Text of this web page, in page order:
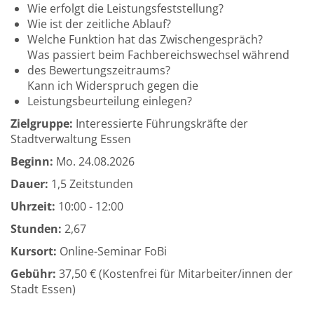
Wie erfolgt die Leistungsfeststellung?
Wie ist der zeitliche Ablauf?
Welche Funktion hat das Zwischengespräch?
Was passiert beim Fachbereichswechsel während
des Bewertungszeitraums?
Kann ich Widerspruch gegen die
Leistungsbeurteilung einlegen?
Zielgruppe: Interessierte Führungskräfte der
Stadtverwaltung Essen
Beginn: Mo. 24.08.2026
Dauer: 1,5 Zeitstunden
Uhrzeit: 10:00 - 12:00
Stunden: 2,67
Kursort: Online-Seminar FoBi
Gebühr: 37,50 € (Kostenfrei für Mitarbeiter/innen der
Stadt Essen)